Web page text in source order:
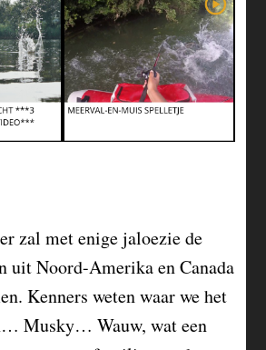
zal met enige jaloezie de
uit Noord-Amerika en Canada
Kenners weten waar we het
Musky… Wauw, wat een